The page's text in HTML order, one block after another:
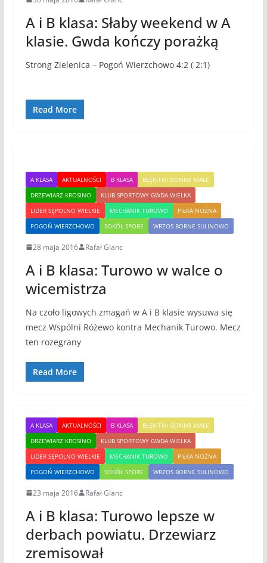
A i B klasa: Słaby weekend w A
klasie. Gwda kończy porażką
Strong Zielenica – Pogoń Wierzchowo 4:2 ( 2:1)
Read More
A KLASA AKTUALNOŚCI B KLASA
BŁĘKITNI GONNE MAŁE
DRZEWIARZ KROSINO
KLUB SPORTOWY GWDA WIELKA
LIDER SĘPOLNO WIELKIE
MECHANIK TUROWO
PIŁKA NOŻNA
POGOŃ WIERZCHOWO
SOKÓŁ SPORE WRZOS BORNE SULINOWO
28 maja 2016 Rafał Glanc
A i B klasa: Turowo w walce o
wicemistrza
Na czoło ligowych zmagań w A i B klasie wysuwa się
mecz Wspólni Różewo kontra Mechanik Turowo. Mecz
ten rozegrany
Read More
A KLASA AKTUALNOŚCI B KLASA
BŁĘKITNI GONNE MAŁE
DRZEWIARZ KROSINO
KLUB SPORTOWY GWDA WIELKA
LIDER SĘPOLNO WIELKIE
MECHANIK TUROWO
PIŁKA NOŻNA
POGOŃ WIERZCHOWO
SOKÓŁ SPORE WRZOS BORNE SULINOWO
23 maja 2016 Rafał Glanc
A i B klasa: Turowo lepsze w
derbach powiatu. Drzewiarz
zremisował